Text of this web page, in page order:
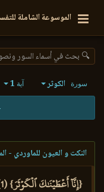
الموسوعة الشاملة
🔍 بحث في أسماء السور
سورة الكوثر آية 1
النكت و العيون للماوردي -
{إِنَّآ أَعۡطَيۡنَٰكَ ٱلۡكَوۡثَرَ} (1)